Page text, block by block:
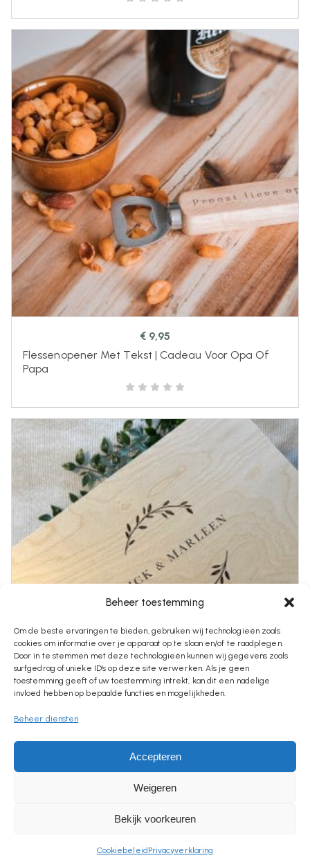
Beheer toestemming
Om de beste ervaringen te bieden, gebruiken wij technologieën zoals
cookies om informatie over je apparaat op te slaan en/of te raadplegen.
Door in te stemmen met deze technologieën kunnen wij gegevens zoals
surfgedrag of unieke ID's op deze site verwerken. Als je geen
toestemming geeft of uw toestemming intrekt, kan dit een nadelige
invloed hebben op bepaalde functies en mogelijkheden.
Beheer diensten
Accepteren
Weigeren
Bekijk voorkeuren
Cookiebeleid Privacyverklaring
€9,95
Flessenopener Met Tekst | Cadeau Voor Opa Of
Papa
Houten Herinneringsdoos Bruiloft |
Gepersonaliseerd Trouwcadeau